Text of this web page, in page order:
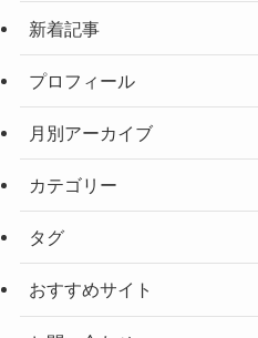
新着記事
プロフィール
月別アーカイブ
カテゴリー
タグ
おすすめサイト